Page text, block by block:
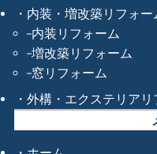
内装・増改築リフォー
内装リフォーム
増改築リフォーム
窓リフォーム
外構・エクステリアリ